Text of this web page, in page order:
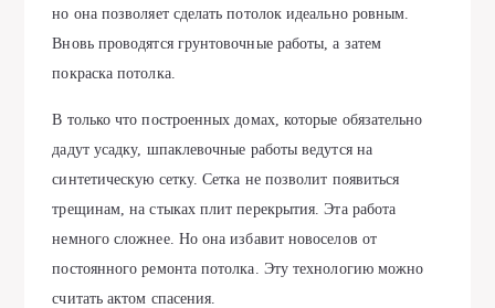
но она позволяет сделать потолок идеально ровным.
Вновь проводятся грунтовочные работы, а затем
покраска потолка.
В только что построенных домах, которые обязательно
дадут усадку, шпаклевочные работы ведутся на
синтетическую сетку. Сетка не позволит появиться
трещинам, на стыках плит перекрытия. Эта работа
немного сложнее. Но она избавит новоселов от
постоянного ремонта потолка. Эту технологию можно
считать актом спасения.